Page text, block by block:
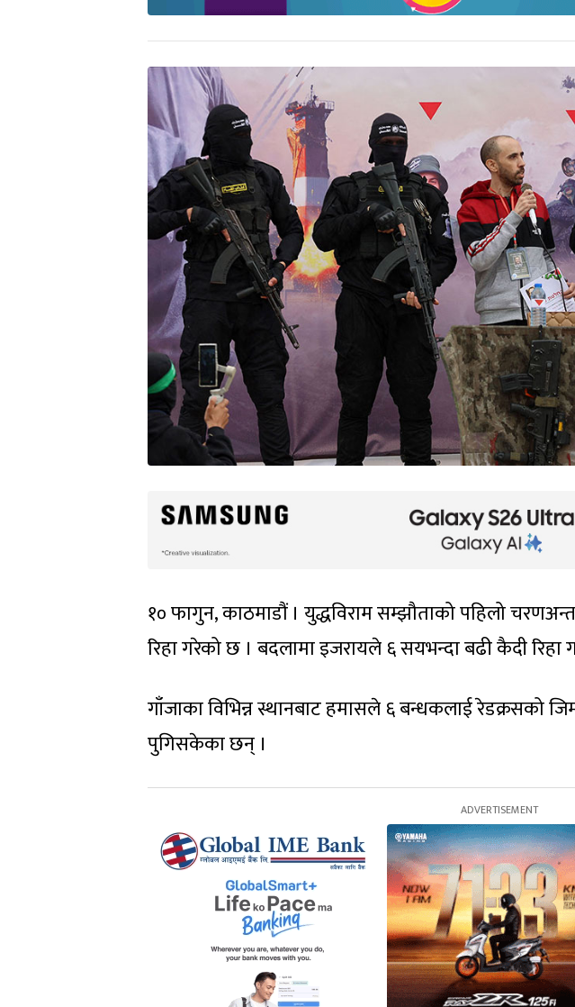
१० फागुन, काठमाडौं । युद्धविराम सम्झौताको पहिलो
रिहा गरेको छ । बदलामा इजरायले ६ सयभन्दा बढी कैदी रिहा
गाँजाका विभिन्न स्थानबाट हमासले ६ बन्धकलाई रेडक्रसको
पुगिसकेका छन् ।